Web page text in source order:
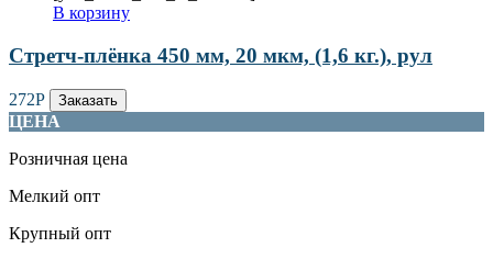
В корзину
Стретч-плёнка 450 мм, 20 мкм, (1,6 кг.), рул
272Р Заказать
ЦЕНА
Розничная цена
Мелкий опт
Крупный опт